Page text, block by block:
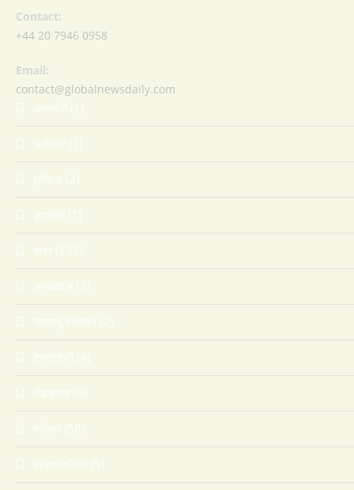
Contact:
+44 20 7946 0958
Email:
contact@globalnewsdaily.com
अन्तर्वार्ता (1)
अर्थतंत्र (1)
इतिहास (2)
कुटनीति (1)
खबर (132)
जनआवाज (3)
जलवायु परिवर्तन (2)
टेक्नोलोजी (4)
पाँडकास्ट (6)
पालिका (58)
प्रदेश-पालिका (5)